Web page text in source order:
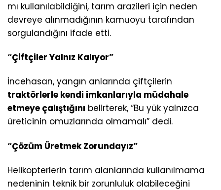
mı kullanılabildiğini, tarım arazileri için neden
devreye alınmadığının kamuoyu tarafından
sorgulandığını ifade etti.
“Çiftçiler Yalnız Kalıyor”
İncehasan, yangın anlarında çiftçilerin
traktörlerle kendi imkanlarıyla müdahale
etmeye çalıştığını belirterek, “Bu yük yalnızca
üreticinin omuzlarında olmamalı” dedi.
“Çözüm Üretmek Zorundayız”
Helikopterlerin tarım alanlarında kullanılmama
nedeninin teknik bir zorunluluk olabileceğini